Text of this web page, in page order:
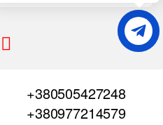
+380505427248
+380977214579